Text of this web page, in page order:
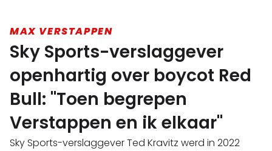
MAX VERSTAPPEN
Sky Sports-verslaggever
openhartig over boycot Red
Bull: "Toen begrepen
Verstappen en ik elkaar"
Sky Sports-verslaggever Ted Kravitz werd in 2022